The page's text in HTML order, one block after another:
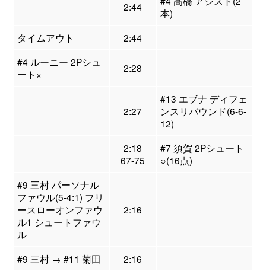
2:44
本)
タイムアウト
2:44
#4 ルーニー 2Pシュ
ート×
2:28
2:27
#13 エブナ ディフェ
ンスリバウンド(6-6-
12)
2:18
67-75
#7 須賀 2Pシュート
○(16点)
#9 三村 パーソナル
ファウル(5-4:1) フリ
ースローオンファウ
ル1 シュートファウ
ル
2:16
#9 三村 → #11 菊田
2:16